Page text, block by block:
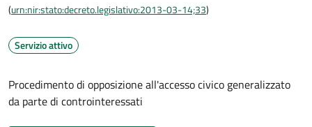
(urn:nir:stato:decreto.legislativo:2013-03-14;33)
Servizio attivo
Procedimento di opposizione all'accesso civico generalizzato
da parte di controinteressati